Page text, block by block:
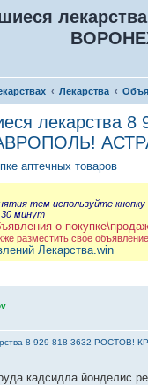
Лекарства
аптечных товаров
тем используйте
минут
о
разместить своё
Лекарства.win
8 929 818 3632
кадсидла йонделис